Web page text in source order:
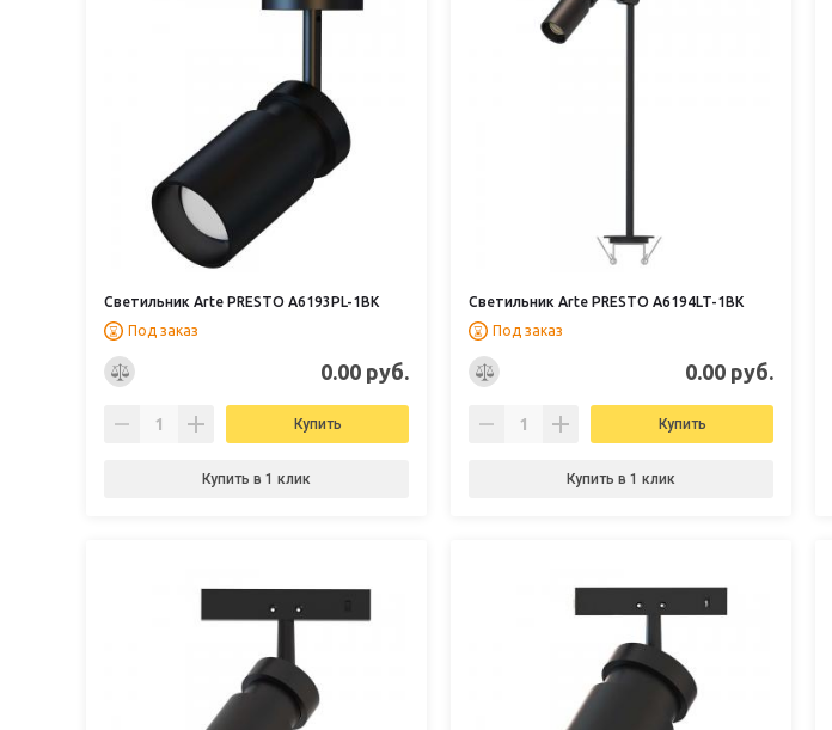
Светильник Arte PRESTO A6193PL-1BK
Под заказ
0.00 руб.
Купить
Купить в 1 клик
Светильник Arte PRESTO A6194LT-1BK
Под заказ
0.00 руб.
Купить
Купить в 1 клик